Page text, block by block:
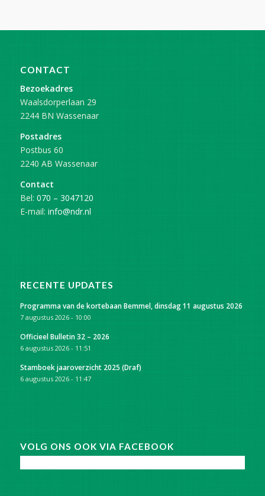
CONTACT
Bezoekadres
Waalsdorperlaan 29
2244 BN Wassenaar
Postadres
Postbus 60
2240 AB Wassenaar
Contact
Bel: 070 – 3047120
E-mail: info@ndr.nl
RECENTE UPDATES
Programma van de kortebaan Bemmel, dinsdag 11 augustus 2026
7 augustus 2026 - 10:00
Officieel Bulletin 32 – 2026
6 augustus 2026 - 11:51
Stamboek jaaroverzicht 2025 (Draf)
6 augustus 2026 - 11:47
VOLG ONS OOK VIA FACEBOOK